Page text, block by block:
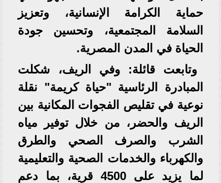
حماية الكرامة الإنسانية، وتعزيز
السلامة المجتمعية، وتحسين جودة
الحياة في المدن المصرية.
وتابعت قائلة: وفي الريف، شكلت
المبادرة الرئاسية "حياة كريمة" نقلة
نوعية في تقليص الفجوات المكانية بين
الريف والحضر، من خلال توفير مياه
الشرب والصرف الصحي والطرق
والكهرباء والخدمات الصحية والتعليمية
لما يزيد على 4500 قرية، بما دعم